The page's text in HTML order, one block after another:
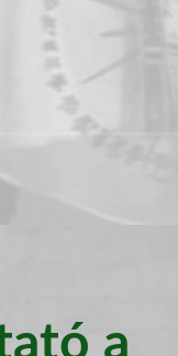
a